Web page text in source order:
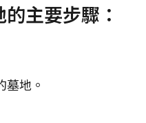
主要步驟：
地。